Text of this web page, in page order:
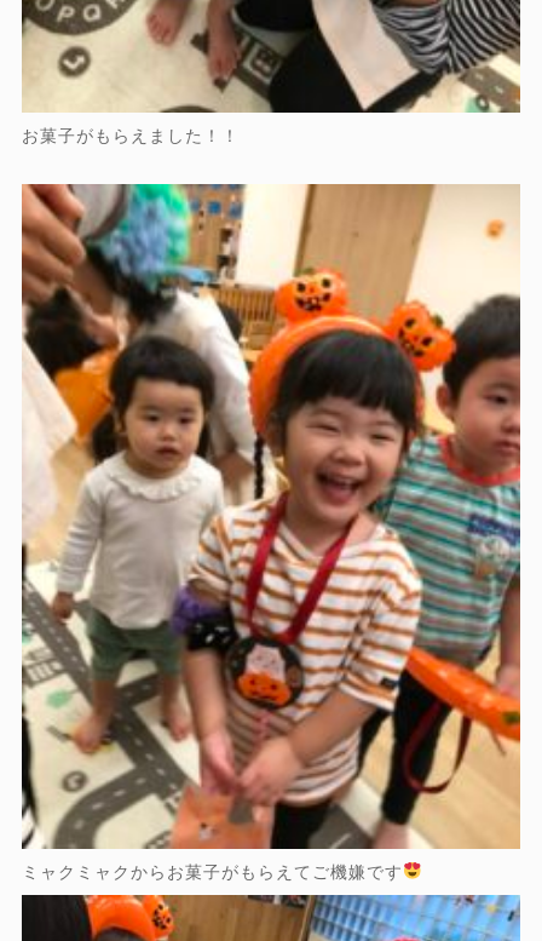
お菓子がもらえました！！
ミャクミャクからお菓子がもらえてご機嫌です